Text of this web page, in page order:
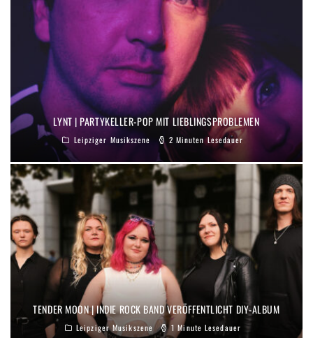
LYNT | PARTYKELLER-POP MIT LIEBLINGSPROBLEMEN
Leipziger Musikszene 2 Minuten Lesedauer
TENDER MOON | INDIE ROCK BAND VERÖFFENTLICHT DIY-ALBUM
Leipziger Musikszene 1 Minute Lesedauer